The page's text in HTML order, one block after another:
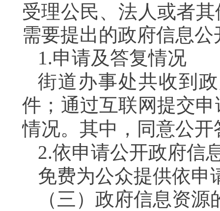
受理公民、法人或者
需要提出的政府信息公
1.申请及答复情况
街道办事处共收到
件；通过互联网提交申
情况。其中，同意公开
2.依申请公开政府信
免费为公众提供依申
（三）政府信息资